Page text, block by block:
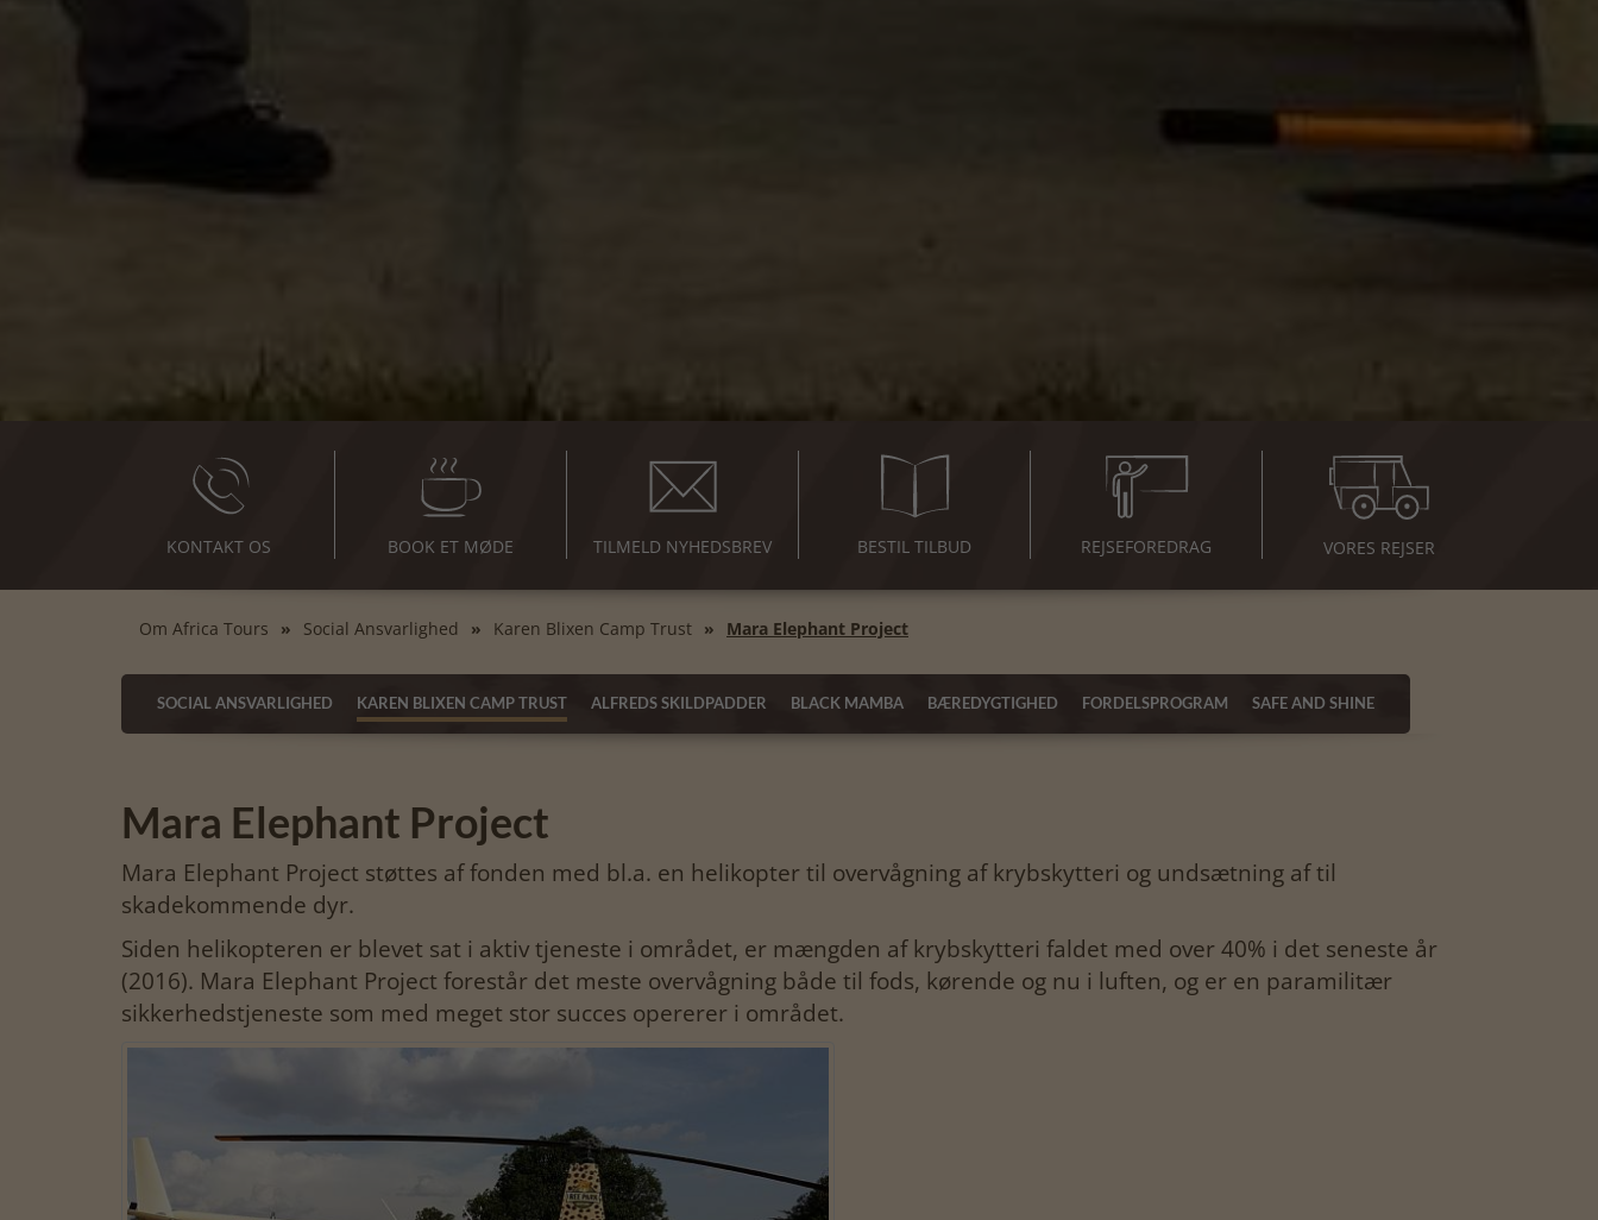
KONTAKT OS BOOK ET MØDE TILMELD NYHEDSBREV BESTIL TILBUD REJSEFOREDRAG VORES REJSER
Om Africa Tours Social Ansvarlighed Karen Blixen Camp Trust Mara Elephant Project
SOCIAL ANSVARLIGHED KAREN BLIXEN CAMP TRUST ALFREDS SKILDPADDER BLACK MAMBA BÆREDYGTIGHED FORDELSPROGRAM SAFE AND SHINE
Mara Elephant Project
Mara Elephant Project støttes af fonden med bl.a. en helikopter til overvågning af krybskytteri og undsætning af til
skadekommende dyr.
Siden helikopteren er blevet sat i aktiv tjeneste i området, er mængden af krybskytteri faldet med over 40% i det seneste år
(2016). Mara Elephant Project forestår det meste overvågning både til fods, kørende og nu i luften, og er en paramilitær
sikkerhedstjeneste som med meget stor succes opererer i området.